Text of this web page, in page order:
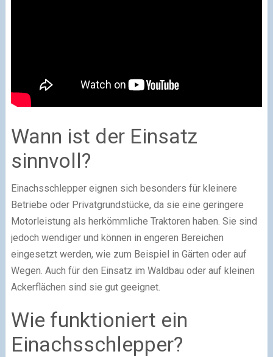
Wann ist der Einsatz
sinnvoll?
Einachsschlepper eignen sich besonders für kleinere
Betriebe oder Privatgrundstücke, da sie eine geringere
Motorleistung als herkömmliche Traktoren haben. Sie sind
jedoch wendiger und können in engeren Bereichen
eingesetzt werden, wie zum Beispiel in Gärten oder auf
Wegen. Auch für den Einsatz im Waldbau oder auf kleinen
Ackerflächen sind sie gut geeignet.
Wie funktioniert ein
Einachsschlepper?